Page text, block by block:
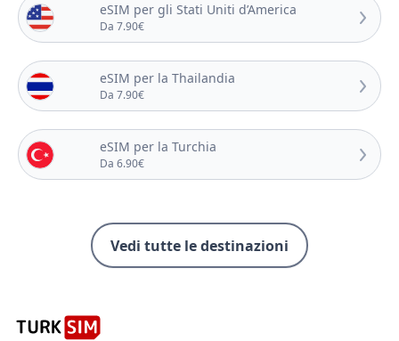
eSIM per gli Stati Uniti d’America
Da 7.90€
eSIM per la Thailandia
Da 7.90€
eSIM per la Turchia
Da 6.90€
Vedi tutte le destinazioni